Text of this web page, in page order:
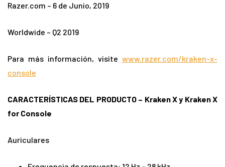
Razer.com – 6 de Junio, 2019
Worldwide – Q2 2019
Para más información, visite www.razer.com/kraken-x-
console
CARACTERÍSTICAS DEL PRODUCTO – Kraken X y Kraken X
for Console
Auriculares